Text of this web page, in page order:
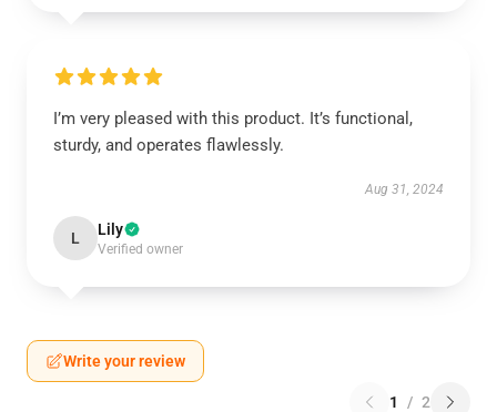
I’m very pleased with this product. It’s functional,
sturdy, and operates flawlessly.
Aug 31, 2024
L Lily
Verified owner
Write your review
1 / 2